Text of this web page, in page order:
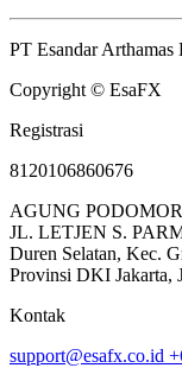
PT Esandar Arthamas
Copyright © EsaFX
Registrasi
8120106860676
AGUNG
JL. LETJEN S.
Duren Selatan, Kec.
Provinsi DKI Jakarta,
Kontak
support@esafx.co.id